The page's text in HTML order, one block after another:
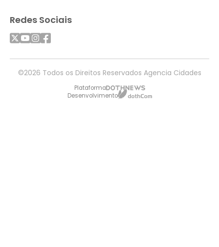
Redes Sociais
©2026 Todos os Direitos Reservados Agencia Cidades
Plataforma
Desenvolvimento